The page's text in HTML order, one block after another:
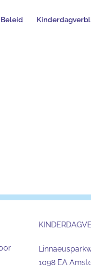
Beleid
1098 EA